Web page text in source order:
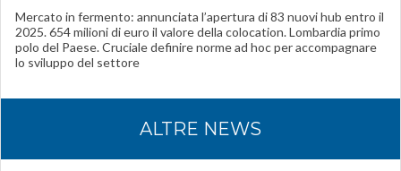
Mercato in fermento: annunciata l’apertura di 83 nuovi hub entro il
2025. 654 milioni di euro il valore della colocation. Lombardia primo
polo del Paese. Cruciale definire norme ad hoc per accompagnare
lo sviluppo del settore
ALTRE NEWS